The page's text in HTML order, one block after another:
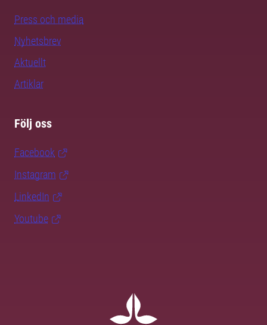
Press och media
Nyhetsbrev
Aktuellt
Artiklar
Följ oss
Facebook
Instagram
LinkedIn
Youtube